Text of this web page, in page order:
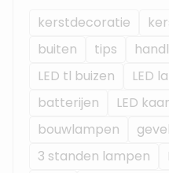
kerstdecoratie
buiten
tips
LED tl buizen
LED
batterijen
LED
bouwlampen
3 standen lampen